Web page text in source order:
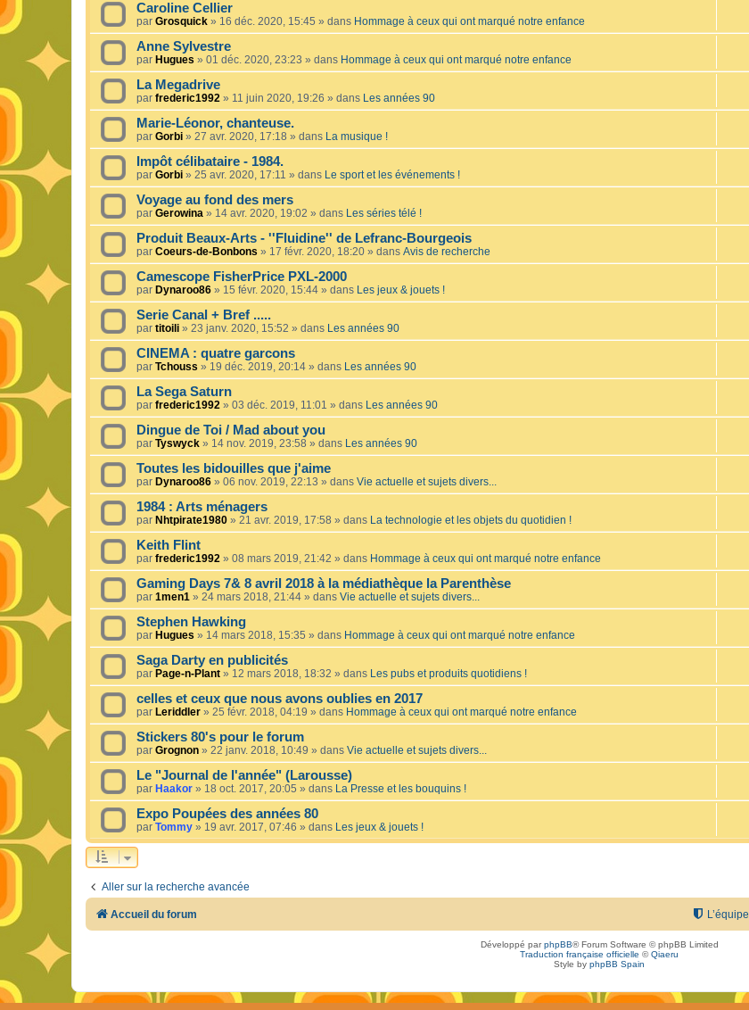
Caroline Cellier
par Grosquick » 16 déc. 2020, 15:45 » dans Hommage à ceux qui ont marqué notre enfance
Anne Sylvestre
par Hugues » 01 déc. 2020, 23:23 » dans Hommage à ceux qui ont marqué notre enfance
La Megadrive
par frederic1992 » 11 juin 2020, 19:26 » dans Les années 90
Marie-Léonor, chanteuse.
par Gorbi » 27 avr. 2020, 17:18 » dans La musique !
Impôt célibataire - 1984.
par Gorbi » 25 avr. 2020, 17:11 » dans Le sport et les événements !
Voyage au fond des mers
par Gerowina » 14 avr. 2020, 19:02 » dans Les séries télé !
Produit Beaux-Arts - ''Fluidine'' de Lefranc-Bourgeois
par Coeurs-de-Bonbons » 17 févr. 2020, 18:20 » dans Avis de recherche
Camescope FisherPrice PXL-2000
par Dynaroo86 » 15 févr. 2020, 15:44 » dans Les jeux & jouets !
Serie Canal + Bref .....
par titoili » 23 janv. 2020, 15:52 » dans Les années 90
CINEMA : quatre garcons
par Tchouss » 19 déc. 2019, 20:14 » dans Les années 90
La Sega Saturn
par frederic1992 » 03 déc. 2019, 11:01 » dans Les années 90
Dingue de Toi / Mad about you
par Tyswyck » 14 nov. 2019, 23:58 » dans Les années 90
Toutes les bidouilles que j'aime
par Dynaroo86 » 06 nov. 2019, 22:13 » dans Vie actuelle et sujets divers...
1984 : Arts ménagers
par Nhtpirate1980 » 21 avr. 2019, 17:58 » dans La technologie et les objets du quotidien !
Keith Flint
par frederic1992 » 08 mars 2019, 21:42 » dans Hommage à ceux qui ont marqué notre enfance
Gaming Days 7& 8 avril 2018 à la médiathèque la Parenthèse
par 1men1 » 24 mars 2018, 21:44 » dans Vie actuelle et sujets divers...
Stephen Hawking
par Hugues » 14 mars 2018, 15:35 » dans Hommage à ceux qui ont marqué notre enfance
Saga Darty en publicités
par Page-n-Plant » 12 mars 2018, 18:32 » dans Les pubs et produits quotidiens !
celles et ceux que nous avons oublies en 2017
par Leriddler » 25 févr. 2018, 04:19 » dans Hommage à ceux qui ont marqué notre enfance
Stickers 80's pour le forum
par Grognon » 22 janv. 2018, 10:49 » dans Vie actuelle et sujets divers...
Le "Journal de l'année" (Larousse)
par Haakor » 18 oct. 2017, 20:05 » dans La Presse et les bouquins !
Expo Poupées des années 80
par Tommy » 19 avr. 2017, 07:46 » dans Les jeux & jouets !
Aller sur la recherche avancée
Accueil du forum L’équipe
Développé parphpBB® Forum Software © phpBB Limited
Traduction française officielle ©Qiaeru
Style by phpBB Spain